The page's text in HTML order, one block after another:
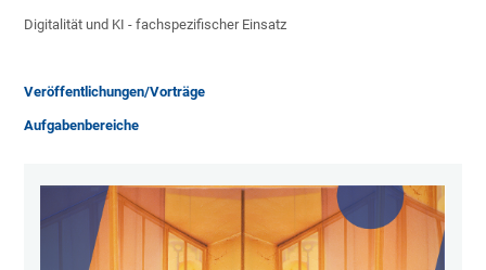
Digitalität und KI - fachspezifischer Einsatz
Veröffentlichungen/Vorträge
Aufgabenbereiche